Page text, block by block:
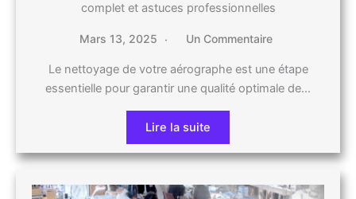
complet et astuces professionnelles
Mars 13, 2025 Un Commentaire
Le nettoyage de votre aérographe est une étape
essentielle pour garantir une qualité optimale de…
Lire la suite